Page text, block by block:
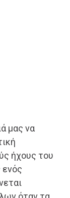
μας να
ήχους του